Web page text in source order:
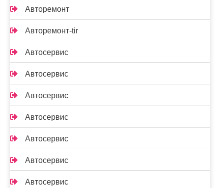
Авторемонт
Авторемонт-tir
Автосервис
Автосервис
Автосервис
Автосервис
Автосервис
Автосервис
Автосервис